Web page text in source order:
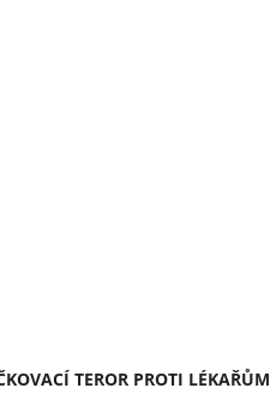
TEROR PROTI LÉKAŘŮM